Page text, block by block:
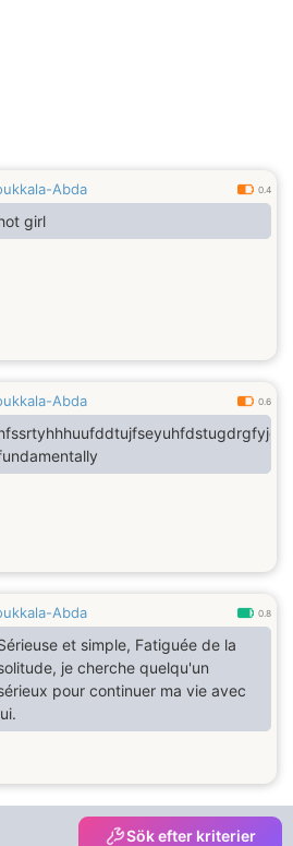
Abda 0.4
girl
Abda 0.6
Abda 0.8
et simple, Fatiguée de la
je cherche quelqu'un
pour continuer ma vie avec
Sök efter kriterier